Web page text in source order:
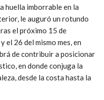
huella imborrable en la
le auguró un rotundo
el próximo 15 de
el 26 del mismo mes, en
de contribuir a posicionar
en donde conjuga la
desde la costa hasta la